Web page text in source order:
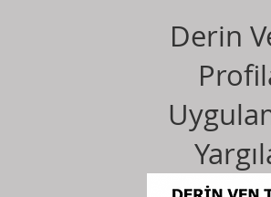
Derin